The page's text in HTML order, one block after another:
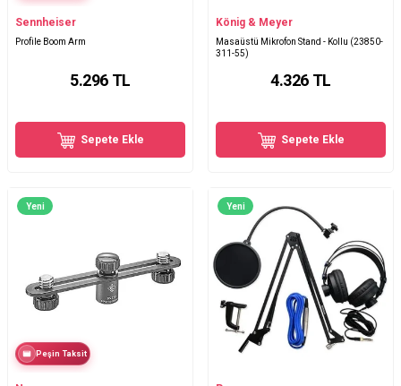
Sennheiser
Profile Boom Arm
5.296 TL
Sepete Ekle
König & Meyer
Masaüstü Mikrofon Stand - Kollu (23850-
311-55)
4.326 TL
Sepete Ekle
Yeni
Peşin Taksit
Yeni